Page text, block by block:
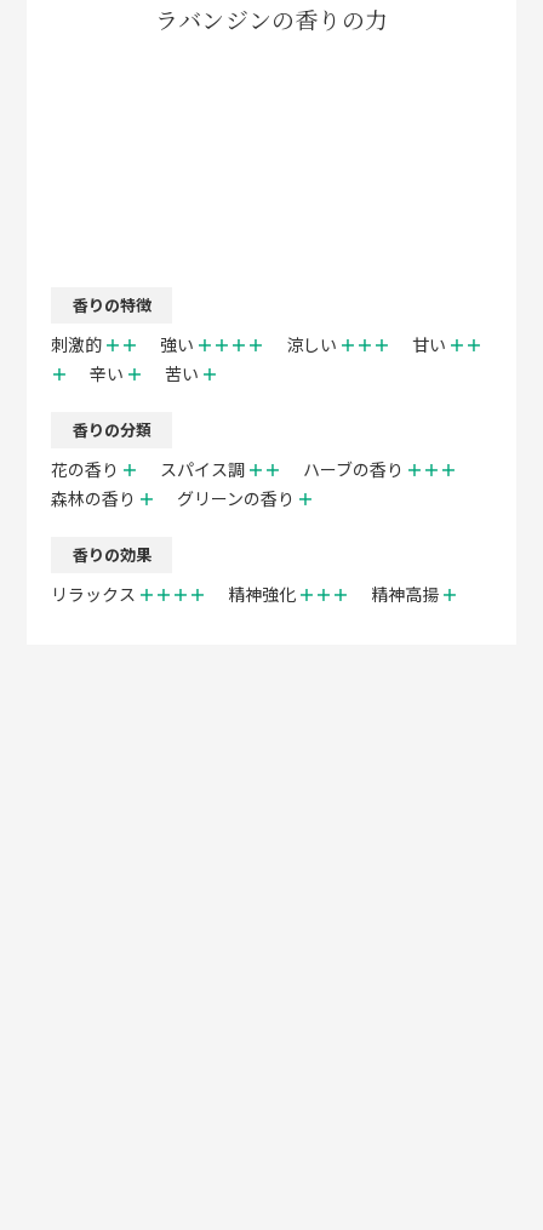
ラバンジンの香りの力
香りの特徴
刺激的 ＋＋ 強い ＋＋＋＋ 涼しい ＋＋＋ 甘い ＋＋
＋
辛い ＋ 苦い ＋
香りの分類
花の香り ＋ スパイス調 ＋＋ ハーブの香り ＋＋＋
森林の香り ＋ グリーンの香り ＋
香りの効果
リラックス ＋＋＋＋ 精神強化 ＋＋＋ 精神高揚 ＋